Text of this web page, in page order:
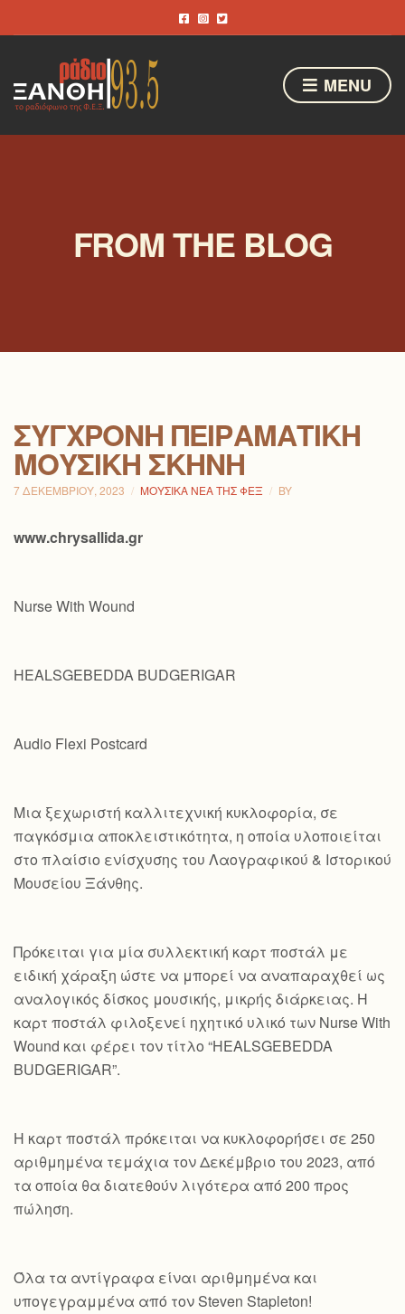
MENU
FROM THE BLOG
ΣΎΓΧΡΟΝΗ ΠΕΙΡΑΜΑΤΙΚΉ
ΜΟΥΣΙΚΉ ΣΚΗΝΉ
7 ΔΕΚΕΜΒΡΊΟΥ, 2023 ΜΟΥΣΙΚΆ ΝΈΑ ΤΗΣ ΦΕΞ BY
www.chrysallida.gr
Nurse With Wound
HEALSGEBEDDA BUDGERIGAR
Audio Flexi Postcard
Mια ξεχωριστή καλλιτεχνική κυκλοφορία, σε
παγκόσμια αποκλειστικότητα, η οποία υλοποιείται
στο πλαίσιο ενίσχυσης του Λαογραφικού & Ιστορικού
Μουσείου Ξάνθης.
Πρόκειται για μία συλλεκτική καρτ ποστάλ με
ειδική χάραξη ώστε να μπορεί να αναπαραχθεί ως
αναλογικός δίσκος μουσικής, μικρής διάρκειας. Η
καρτ ποστάλ φιλοξενεί ηχητικό υλικό των Nurse With
Wound και φέρει τον τίτλο “HEALSGEBEDDA
BUDGERIGAR”.
Η καρτ ποστάλ πρόκειται να κυκλοφορήσει σε 250
αριθμημένα τεμάχια τον Δεκέμβριο του 2023, από
τα οποία θα διατεθούν λιγότερα από 200 προς
πώληση.
Όλα τα αντίγραφα είναι αριθμημένα και
υπογεγραμμένα από τον Steven Stapleton!